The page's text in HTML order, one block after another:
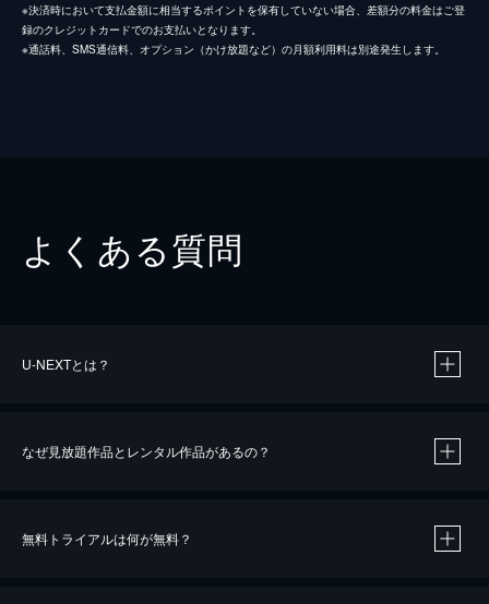
※決済時において支払金額に相当するポイントを保有していない場合、差額分の料金はご登
録のクレジットカードでのお支払いとなります。
※通話料、SMS通信料、オプション（かけ放題など）の月額利用料は別途発生します。
よくある質問
U-NEXTとは？
なぜ見放題作品とレンタル作品があるの？
無料トライアルは何が無料？